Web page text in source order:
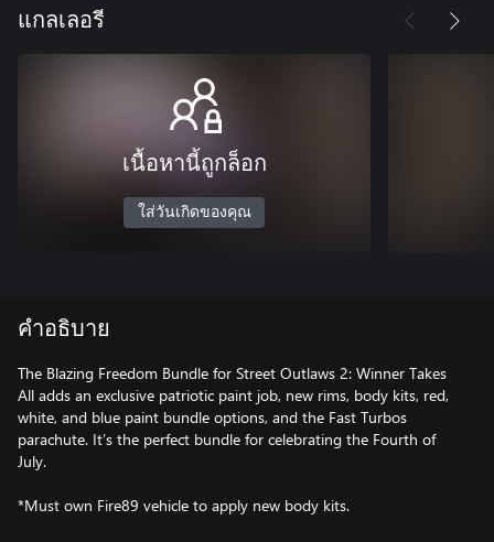
แกลเลอรี
เนื้อหานี้ถูกล็อก
ใส่วันเกิดของคุณ
คำอธิบาย
The Blazing Freedom Bundle for Street Outlaws 2: Winner Takes
All adds an exclusive patriotic paint job, new rims, body kits, red,
white, and blue paint bundle options, and the Fast Turbos
parachute. It’s the perfect bundle for celebrating the Fourth of
July.
*Must own Fire89 vehicle to apply new body kits.